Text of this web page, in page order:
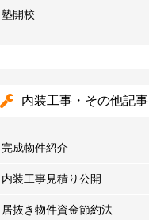
塾開校
内装工事・その他記事
完成物件紹介
内装工事見積り公開
居抜き物件資金節約法